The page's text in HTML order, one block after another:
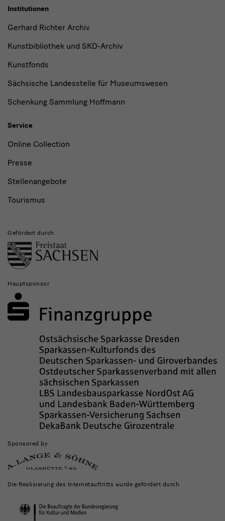
Institutionen
Gerhard Richter Archiv
Kunstbibliothek und SKD-Archiv
Kunstfonds
Sächsische Landesstelle für Museumswesen
Schenkung Sammlung Hoffmann
Service
Online Collection
Presse
Stellenangebote
Tourismus
Gefördert durch
Hauptsponsor
Sponsored by
Die Realisierung des Internetauftritts wurde gefördert durch